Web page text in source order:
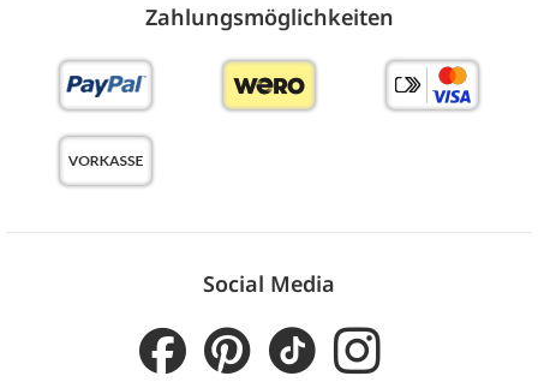
Zahlungs­möglich­keiten
Social Media